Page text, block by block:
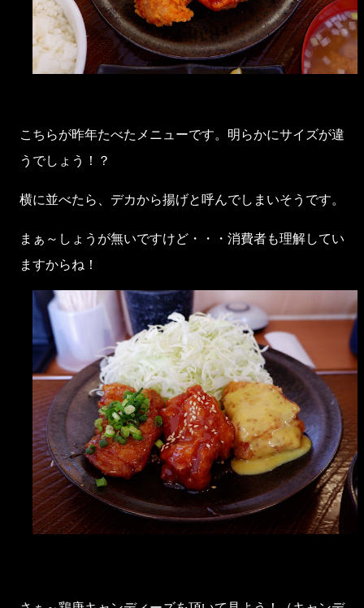
こちらが昨年たべたメニューです。明らかにサイズが違
うでしょう！？
横に並べたら、デカから揚げと呼んでしまいそうです。
まぁ～しょうが無いですけど・・・消費者も理解してい
ますからね！